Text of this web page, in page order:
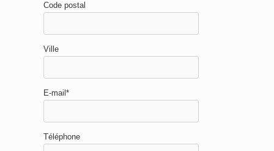
Code postal
Ville
E-mail*
Téléphone